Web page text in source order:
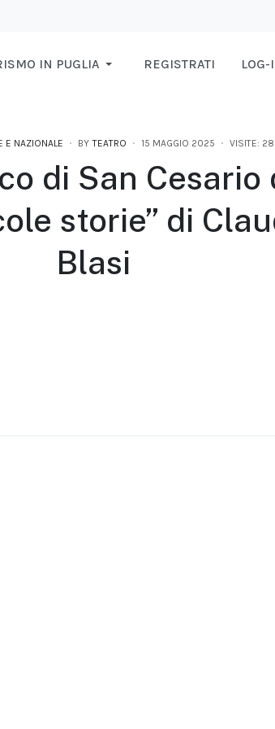
IN PUGLIA REGISTRATI LOG-
E NAZIONALE BY TEATRO 15 MAGGIO 2025 VISITE:
di San Cesario
storie” di
Blasi
FESTIVAL NAZIONALE DEGLI AQUILONI